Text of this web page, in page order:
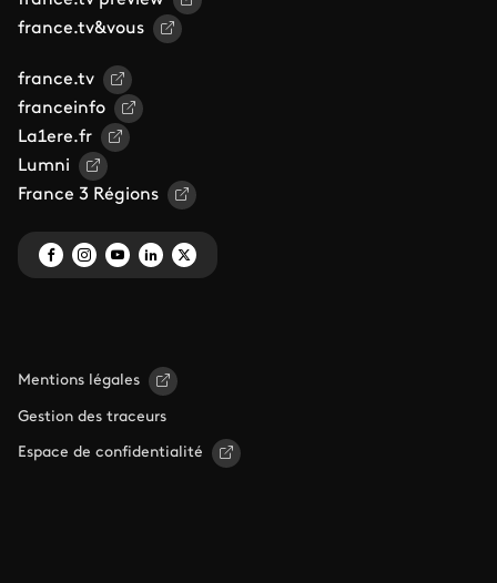
france.tv&vous
france.tv
franceinfo
La1ere.fr
Lumni
France 3 Régions
Mentions légales
Gestion des traceurs
Espace de confidentialité